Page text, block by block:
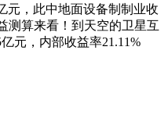
元，此中地面设备制制业收
测算来看！到天空的卫星互
元，内部收益率21.11%